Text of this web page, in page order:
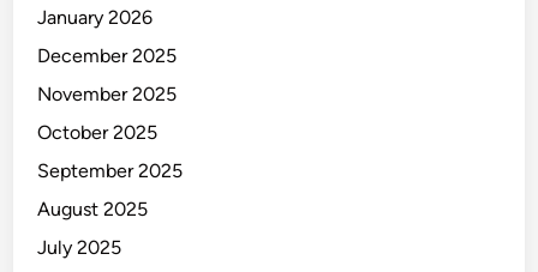
January 2026
December 2025
November 2025
October 2025
September 2025
August 2025
July 2025